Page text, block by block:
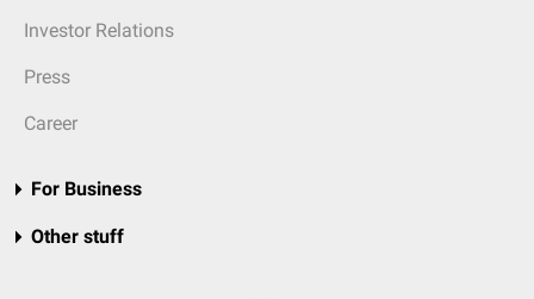
Investor Relations
Press
Career
For Business
Other stuff